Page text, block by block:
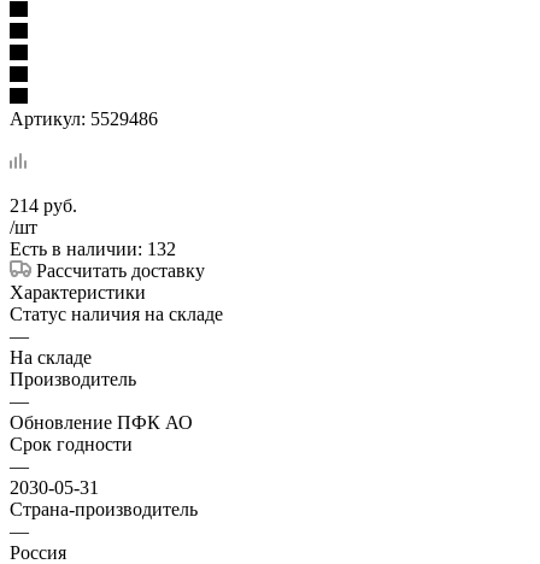
Артикул: 5529486
214 руб.
/шт
Есть в наличии: 132
Рассчитать доставку
Характеристики
Статус наличия на складе
—
На складе
Производитель
—
Обновление ПФК АО
Срок годности
—
2030-05-31
Страна-производитель
—
Россия